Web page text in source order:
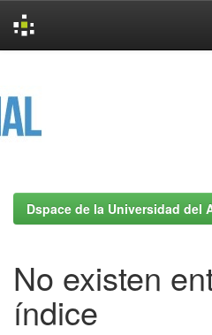
Dspace de la Universidad del
No existen
índice